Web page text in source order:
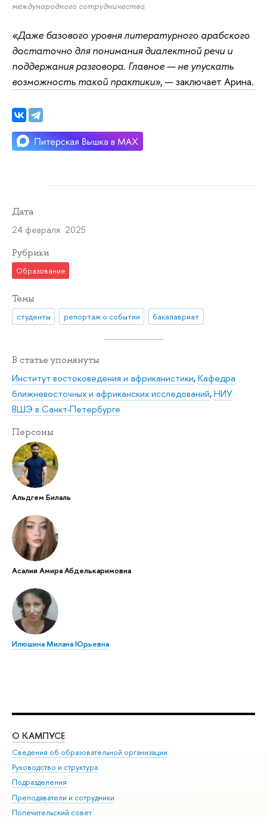
международного сотрудничества
«Даже базового уровня литературного арабского
достаточно для понимания диалектной речи и
поддержания разговора. Главное — не упускать
возможность такой практики», — заключает Арина.
Дата
24 февраля 2025
Рубрики
Образование
Темы
студенты репортаж о событии бакалавриат
В статье упомянуты
Институт востоковедения и африканистики,Кафедра
ближневосточных и африканских исследований,НИУ
ВШЭ в Санкт-Петербурге
Персоны
Альдгем Билаль
Асалия Амира Абделькаримовна
Илюшина Милана Юрьевна
О КАМПУСЕ
Сведения об образовательной организации
Руководство и структура
Подразделения
Преподаватели и сотрудники
Попечительский совет